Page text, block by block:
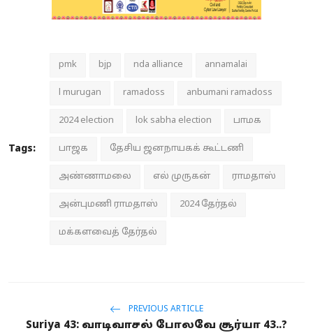
Tags:
pmk bjp nda alliance annamalai
l murugan ramadoss anbumani ramadoss
2024 election lok sabha election பாமக
பாஜக தேசிய ஜனநாயகக் கூட்டணி
அண்ணாமலை எல் முருகன் ராமதாஸ்
அன்புமணி ராமதாஸ் 2024 தேர்தல்
மக்களவைத் தேர்தல்
PREVIOUS ARTICLE
Suriya 43: வாடிவாசல் போலவே சூர்யா 43..?